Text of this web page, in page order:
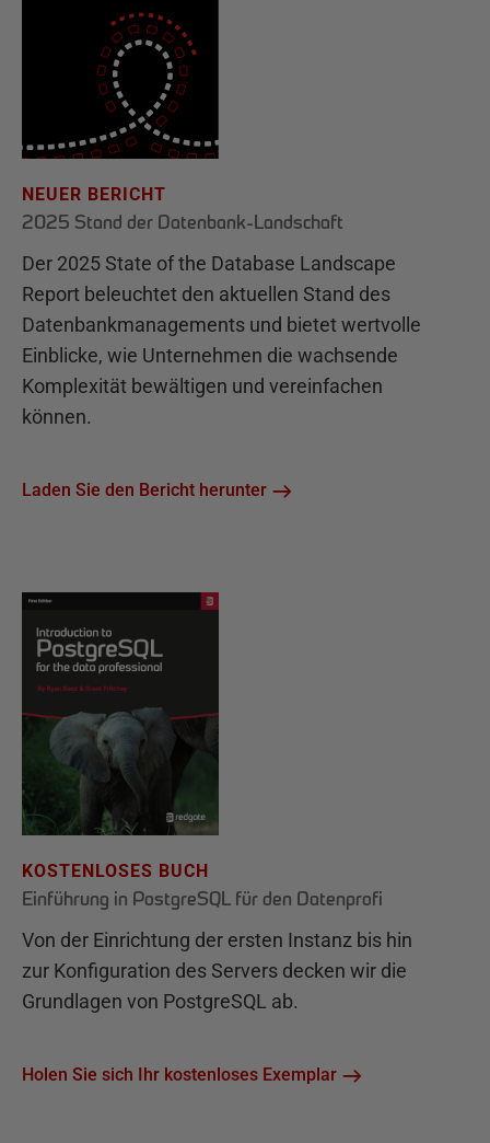
NEUER BERICHT
2025 Stand der Datenbank-Landschaft
Der 2025 State of the Database Landscape
Report beleuchtet den aktuellen Stand des
Datenbankmanagements und bietet wertvolle
Einblicke, wie Unternehmen die wachsende
Komplexität bewältigen und vereinfachen
können.
Laden Sie den Bericht herunter
KOSTENLOSES BUCH
Einführung in PostgreSQL für den Datenprofi
Von der Einrichtung der ersten Instanz bis hin
zur Konfiguration des Servers decken wir die
Grundlagen von PostgreSQL ab.
Holen Sie sich Ihr kostenloses Exemplar